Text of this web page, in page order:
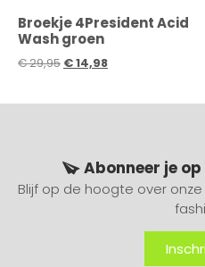
Broekje 4President Acid
Wash groen
€29,95 €14,98
Abonneer je
Blijf op de hoogte over